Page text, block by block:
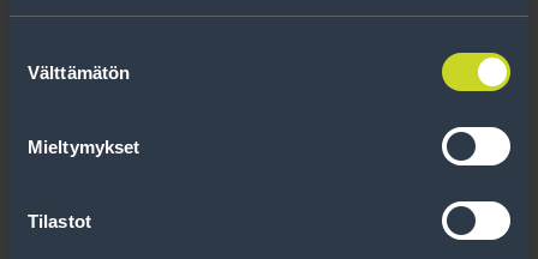
valinta
Välttämätön
Mieltymykset
Tilastot
Uutiskirjeessä saat autonomistajan
kausimuistutukset sekä parhaat